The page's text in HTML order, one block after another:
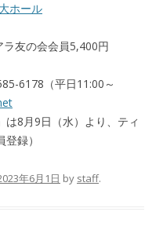
ホール
ラ友の会会員5,400円
6178（平日11:00～
8月9日（水）より、ティ
録）
年6月1日 by staff.